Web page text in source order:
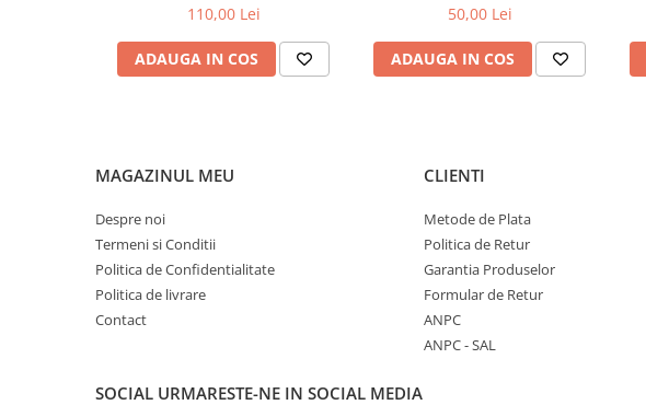
Accesorii / consumabile
Reductor presiune
Electrozi sudura
Electrozi rutilici ( supertit)
Electrozi bazici
Electrozi incarcare dura
Sarma sudura otel
110,00 Lei
ADAUGA IN COS
50,00 Lei
ADAUGA IN COS
MAGAZINUL MEU
Despre noi
Termeni si Conditii
Politica de Confidentialitate
Politica de livrare
Contact
CLIENTI
Metode de Plata
Politica de Retur
Garantia Produselor
Formular de Retur
ANPC
ANPC - SAL
SOCIAL URMARESTE-NE IN SOCIAL MEDIA